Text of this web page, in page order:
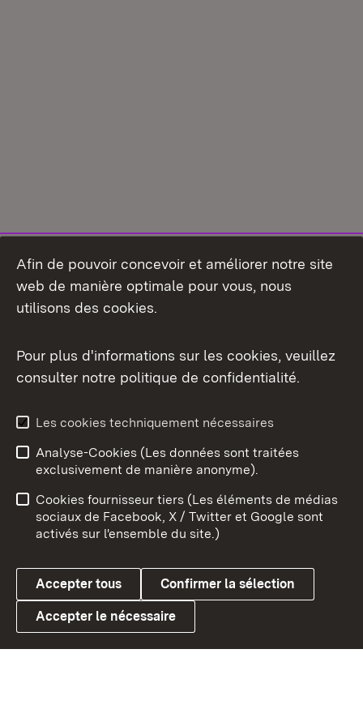
Aperçu des thèmes
Link zum Landesportal
Conseils d'utilisation
Confidentialité
Cookies
Afin de pouvoir concevoir et améliorer notre site
web de manière optimale pour vous, nous
utilisons des cookies.
Pour plus d'informations sur les cookies, veuillez
consulter notre politique de confidentialité.
Les cookies techniquement nécessaires
Analyse-Cookies (Les données sont traitées
exclusivement de manière anonyme).
Cookies fournisseur tiers (Les éléments de médias
sociaux de Facebook, X / Twitter et Google sont
activés sur l'ensemble du site.)
Accepter tous Confirmer la sélection
Accepter le nécessaire